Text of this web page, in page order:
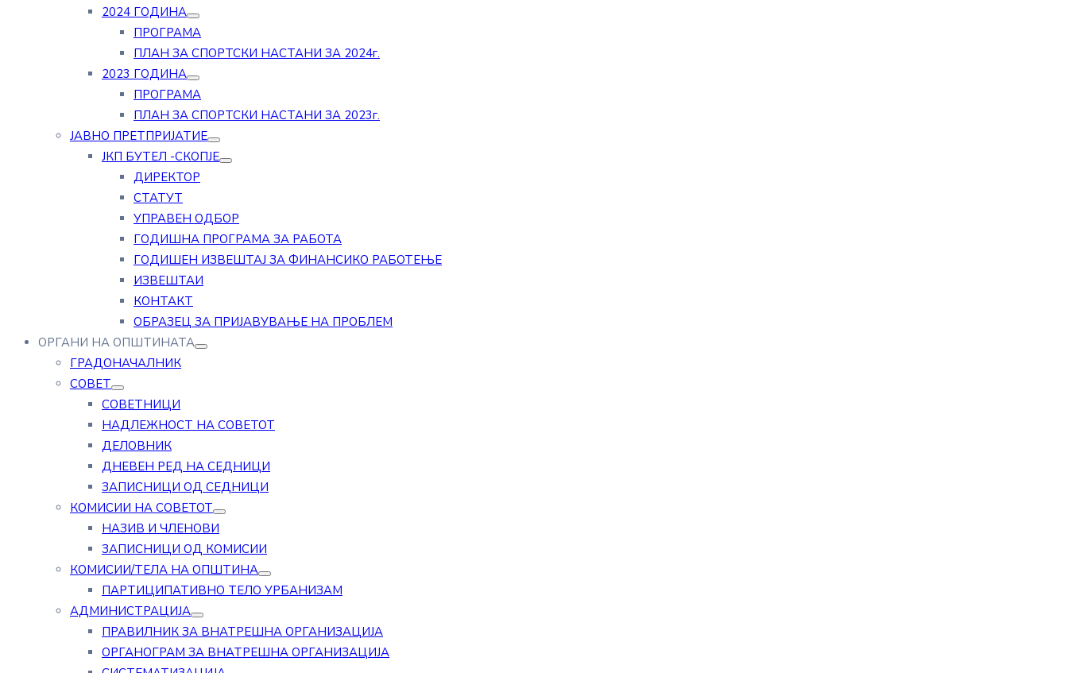
2024 ГОДИНА
ПРОГРАМА
ПЛАН ЗА СПОРТСКИ НАСТАНИ ЗА 2024г.
2023 ГОДИНА
ПРОГРАМА
ПЛАН ЗА СПОРТСКИ НАСТАНИ ЗА 2023г.
ЈАВНО ПРЕТПРИЈАТИЕ
ЈКП БУТЕЛ -СКОПЈЕ
ДИРЕКТОР
СТАТУТ
УПРАВЕН ОДБОР
ГОДИШНА ПРОГРАМА ЗА РАБОТА
ГОДИШЕН ИЗВЕШТАЈ ЗА ФИНАНСИКО РАБОТЕЊЕ
ИЗВЕШТАИ
КОНТАКТ
ОБРАЗЕЦ ЗА ПРИЈАВУВАЊЕ НА ПРОБЛЕМ
ОРГАНИ НА ОПШТИНАТА
ГРАДОНАЧАЛНИК
СОВЕТ
СОВЕТНИЦИ
НАДЛЕЖНОСТ НА СОВЕТОТ
ДЕЛОВНИК
ДНЕВЕН РЕД НА СЕДНИЦИ
ЗАПИСНИЦИ ОД СЕДНИЦИ
КОМИСИИ НА СОВЕТОТ
НАЗИВ И ЧЛЕНОВИ
ЗАПИСНИЦИ ОД КОМИСИИ
КОМИСИИ/ТЕЛА НА ОПШТИНА
ПАРТИЦИПАТИВНО ТЕЛО УРБАНИЗАМ
АДМИНИСТРАЦИЈА
ПРАВИЛНИК ЗА ВНАТРЕШНА ОРГАНИЗАЦИЈА
ОРГАНОГРАМ ЗА ВНАТРЕШНА ОРГАНИЗАЦИЈА